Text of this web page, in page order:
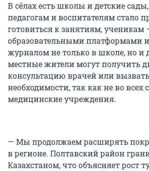
В сёлах есть школы и детские
педагогам и воспитателям стало
готовиться к занятиям, ученикам
образовательными платформами
журналом не только в школе, но и
местные жители могут получить
консультацию врачей или
необходимости, так как не во всех
медицинские учреждения.
— Мы продолжаем расширять
в регионе. Полтавский район
Казахстаном, что объясняет рост